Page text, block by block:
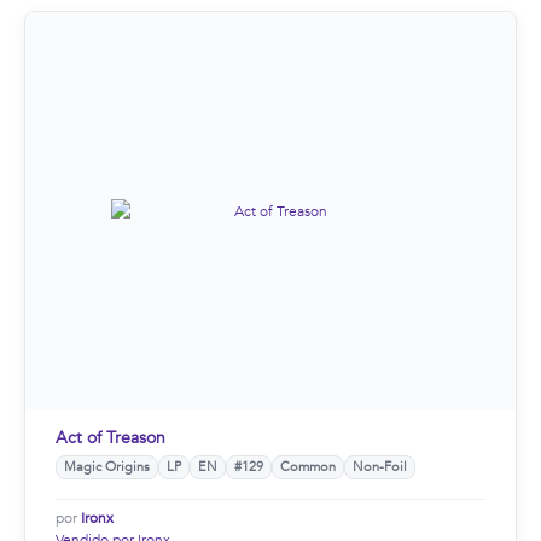
Act of Treason
Magic Origins LP EN #129 Common Non-Foil
por Ironx